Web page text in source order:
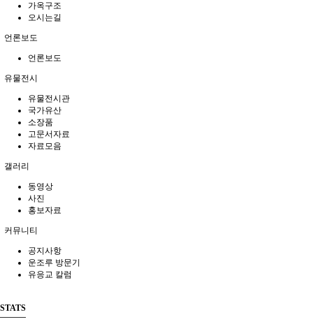
가옥구조
오시는길
언론보도
언론보도
유물전시
유물전시관
국가유산
소장품
고문서자료
자료모음
갤러리
동영상
사진
홍보자료
커뮤니티
공지사항
운조루 방문기
유응교 칼럼
STATS